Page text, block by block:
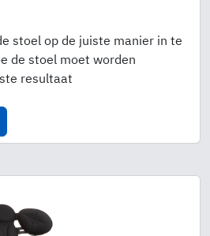
stoel op de juiste manier in te
de stoel moet worden
resultaat